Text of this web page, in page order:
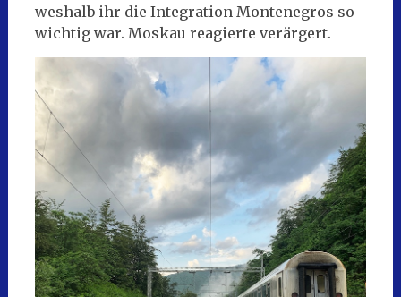
weshalb ihr die Integration Montenegros so
wichtig war. Moskau reagierte verärgert.